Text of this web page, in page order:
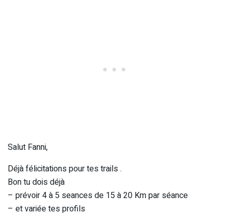
Salut Fanni,
Déjà félicitations pour tes trails .
Bon tu dois déjà
– prévoir 4 à 5 seances de 15 à 20 Km par séance
– et variée tes profils